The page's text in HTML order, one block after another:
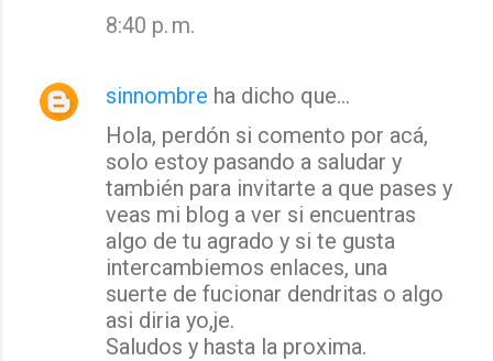
8:40 p. m.
sinnombre ha dicho que…
Hola, perdón si comento por acá,
solo estoy pasando a saludar y
también para invitarte a que pases y
veas mi blog a ver si encuentras
algo de tu agrado y si te gusta
intercambiemos enlaces, una
suerte de fucionar dendritas o algo
asi diria yo,je.
Saludos y hasta la proxima.